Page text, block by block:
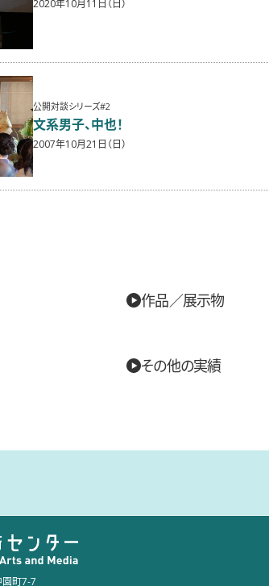
2020年10月11日（日）
公開対談シリーズ#2
文系男子、中也！
2007年10月21日（日）
作品／展示物
その他の実績
町7-7